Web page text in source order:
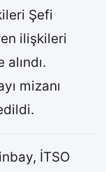
Şefi
ilişkileri
mizanı
İTSO